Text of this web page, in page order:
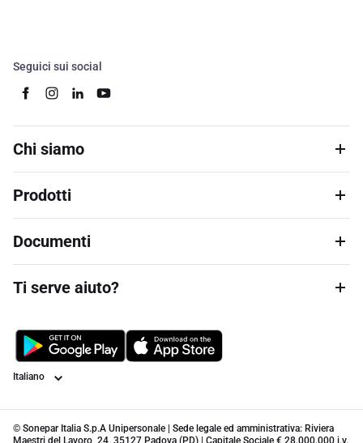
Seguici sui social
Chi siamo
Prodotti
Documenti
Ti serve aiuto?
Lingua
© Sonepar Italia S.p.A Unipersonale | Sede legale ed amministrativa: Riviera
Maestri del Lavoro, 24, 35127 Padova (PD) | Capitale Sociale € 28.000.000 i.v.